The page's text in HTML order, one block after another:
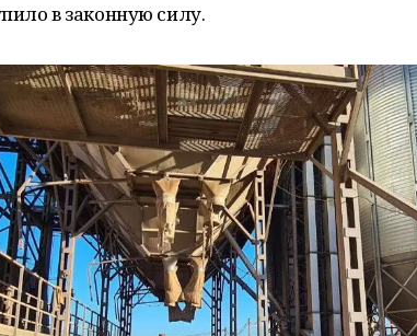
в законную силу.